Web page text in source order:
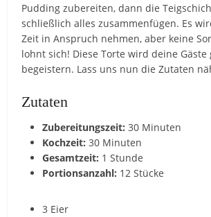
Pudding zubereiten, dann die
schließlich alles zusammenfügen. Es
Zeit in Anspruch nehmen, aber keine
lohnt sich! Diese Torte wird deine
begeistern. Lass uns nun die Zutaten
Zutaten
Zubereitungszeit: 30 Minuten
Kochzeit: 30 Minuten
Gesamtzeit: 1 Stunde
Portionsanzahl: 12 Stücke
3 Eier